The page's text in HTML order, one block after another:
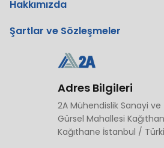
Hakkımızda
Şartlar ve Sözleşmeler
Adres Bilgileri
2A Mühendislik Sanayi ve
Gürsel Mahallesi
Kağıthane İstanbul /